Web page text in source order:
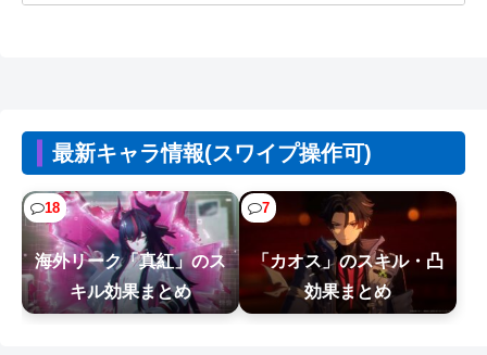
4939円！喋りたいだけなら公園に行...
【悲報】漫画家、カウンセラーに自分の作品を
「気持ち悪い」と言われショックを受けて...
【悲報】女の子、被災地に大量の「手作りおにぎ
り」を届けるｗｗｗｗ
【NTEまとめ】最近釣りレベル9になったばかりだ
最新キャラ情報(スワイプ操作可)
18
海外リーク「真紅」のス
キル効果まとめ
7
「カオス」のスキル・凸
効果まとめ